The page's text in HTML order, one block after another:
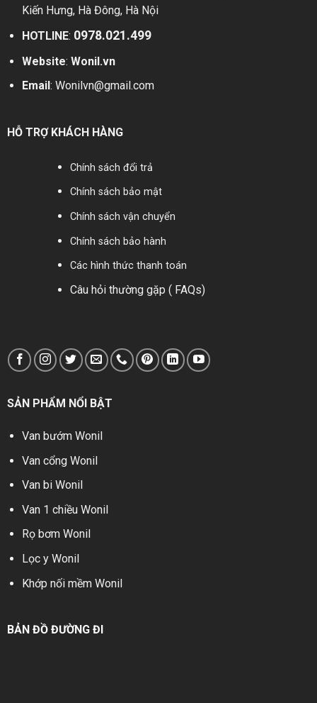
Kiến Hưng, Hà Đông, Hà Nội
HOTLINE: 0978.021.499
Website: Wonil.vn
Email : Wonilvn@gmail.com
HỖ TRỢ KHÁCH HÀNG
Chính sách đổi trả
Chính sách bảo mật
Chính sách vận chuyển
Chính sách bảo hành
Các hình thức thanh toán
Câu hỏi thường gặp ( FAQs)
SẢN PHẨM NỔI BẬT
Van bướm Wonil
Van cổng Wonil
Van bi Wonil
Van 1 chiều Wonil
Rọ bơm Wonil
Lọc y Wonil
Khớp nối mềm Wonil
BẢN ĐỒ ĐƯỜNG ĐI